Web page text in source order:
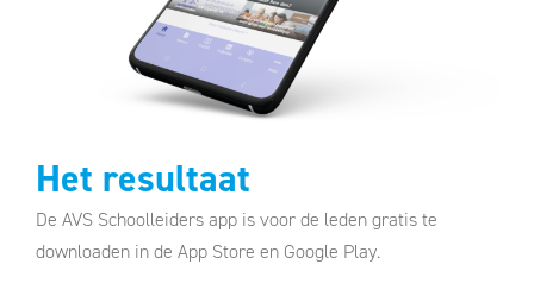
Het resultaat
De AVS Schoolleiders app is voor de leden gratis te
downloaden in de App Store en Google Play.